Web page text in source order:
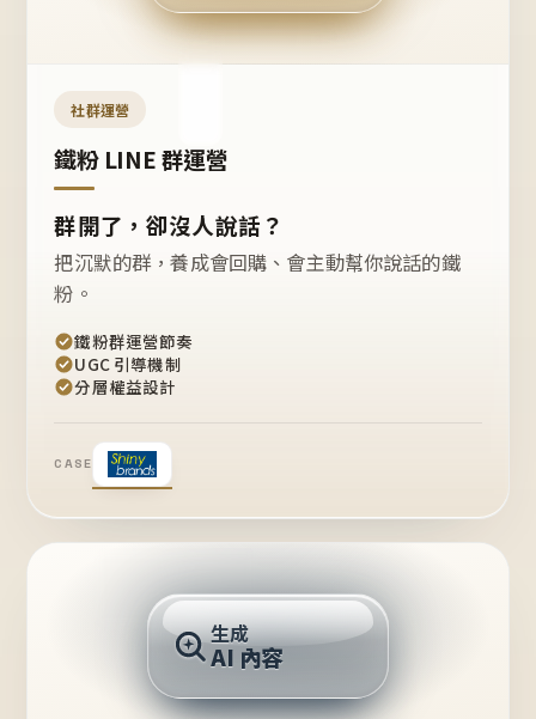
開團
嗎？
社群運營
鐵粉 LINE 群運營
群開了，卻沒人說話？
把沉默的群，養成會回購、會主動幫你說話的鐵
粉。
鐵粉群運營節奏
UGC 引導機制
分層權益設計
CASE
推薦的台灣品牌？
生成
AI 內容